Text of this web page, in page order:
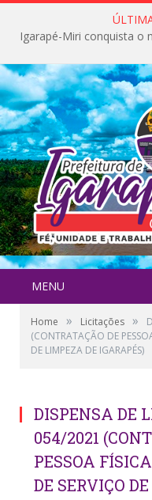
MENU
Home » Licitações »
(CONTRATAÇÃO DE
DE LIMPEZA DE IGARAPÉS)
DISPENSA DE
054/2021
PESSOA
DE SERVIÇO